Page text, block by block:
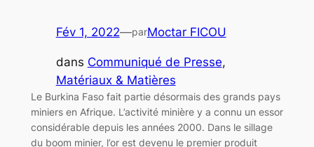
Fév 1, 2022—parMoctar FICOU
dans Communiqué de Presse
Matériaux & Matières
Le Burkina Faso fait partie désormais des grands pays
miniers en Afrique. L’activité minière y a connu un essor
considérable depuis les années 2000. Dans le sillage
du boom minier, l’or est devenu le premier produit